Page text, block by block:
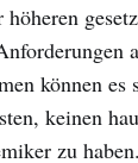
können
keinen
zu